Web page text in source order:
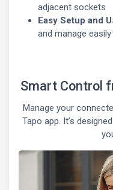
adjacent sockets
Easy Setup and
and manage
Smart Control
Manage your
Tapo app. It’s